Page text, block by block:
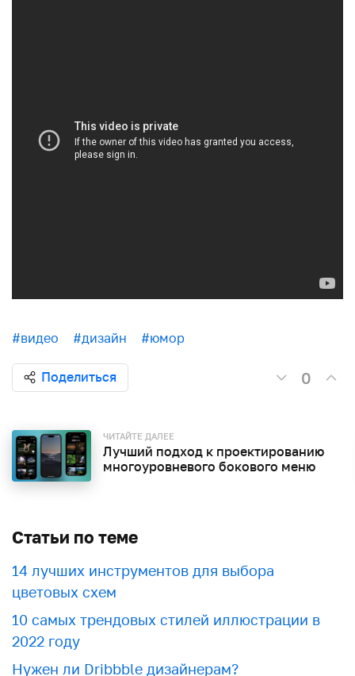
#видео #дизайн #юмор
Поделиться 0
ЧИТАЙТЕ ДАЛЕЕ
Лучший подход к проектированию
многоуровневого бокового меню
Статьи по теме
​​14 лучших инструментов для выбора
цветовых схем
10 самых трендовых стилей иллюстрации в
2022 году
Нужен ли Dribbble дизайнерам?